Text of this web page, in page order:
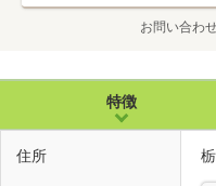
お問い合わ
特徴
住所